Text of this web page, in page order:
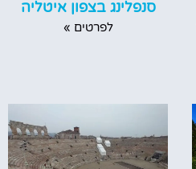
סנפלינג בצפון איטליה
לפרטים »